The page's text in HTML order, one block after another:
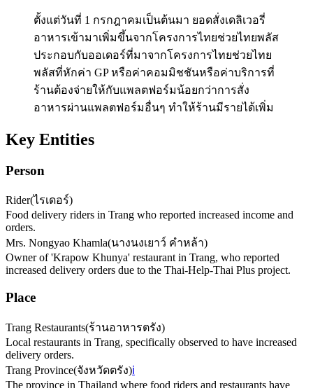
ตั้งแต่วันที่ 1 กรกฎาคมเป็นต้นมา ยอดสั่งเดลิเวอรี่
อาหารเข้ามาเพิ่มขึ้นจากโครงการไทยช่วยไทยพลัส
ประกอบกับออเดอร์ที่มาจากโครงการไทยช่วยไทย
พลัสที่หักค่า GP หรือค่าคอมมิชชันหรือค่าบริการที่
ร้านต้องจ่ายให้กับแพลตฟอร์มน้อยกว่าการสั่ง
อาหารผ่านแพลตฟอร์มอื่นๆ ทำให้ร้านมีรายได้เพิ่ม
Key Entities
Person
Rider(ไรเดอร์)
Food delivery riders in Trang who reported increased income and
orders.
Mrs. Nongyao Khamla(นางนงเยาว์ คำหล้า)
Owner of 'Krapow Khunya' restaurant in Trang, who reported
increased delivery orders due to the Thai-Help-Thai Plus project.
Place
Trang Restaurants(ร้านอาหารตรัง)
Local restaurants in Trang, specifically observed to have increased
delivery orders.
Trang Province(จังหวัดตรัง)ℹ️
The province in Thailand where food riders and restaurants have